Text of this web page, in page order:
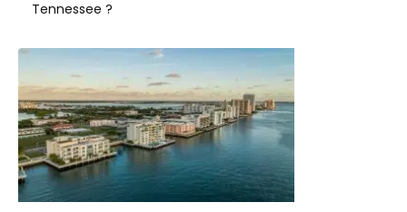
Tennessee ?